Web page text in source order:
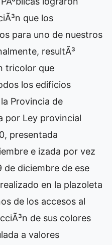
que los
para uno de nuestros
resultÃ³
tricolor que
los edificios
Provincia de
por Ley provincial
presentada
e izada por vez
diciembre de ese
en la plazoleta
de los accesos al
de sus colores
a valores